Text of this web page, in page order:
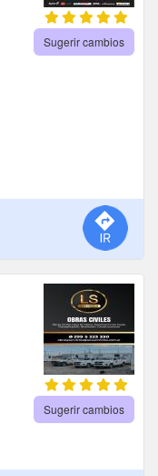
Sugerir cambios
Sugerir cambios